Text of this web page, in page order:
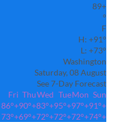
+
89
°
F
H: +91°
L: +73°
Washington
Saturday, 08 August
See 7-Day Forecast
Sun
Mon
Tue
Wed
Thu
Fri
+
91°
+
97°
+
95°
+
83°
+
90°
+
86°
+
74°
+
72°
+
72°
+
72°
+
69°
+
73°